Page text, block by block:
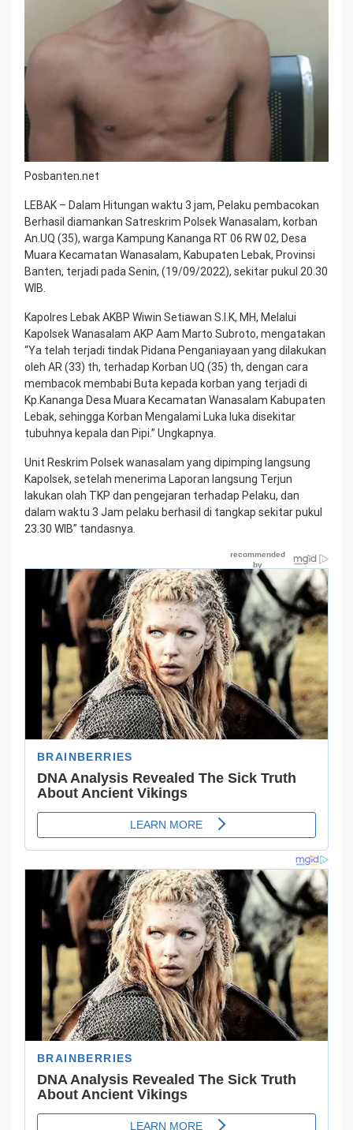
Posbanten.net
LEBAK – Dalam Hitungan waktu 3 jam, Pelaku pembacokan
Berhasil diamankan Satreskrim Polsek Wanasalam, korban
An.UQ (35), warga Kampung Kananga RT 06 RW 02, Desa
Muara Kecamatan Wanasalam, Kabupaten Lebak, Provinsi
Banten, terjadi pada Senin, (19/09/2022), sekitar pukul 20.30
WIB.
Kapolres Lebak AKBP Wiwin Setiawan S.I.K, MH, Melalui
Kapolsek Wanasalam AKP Aam Marto Subroto, mengatakan
“Ya telah terjadi tindak Pidana Penganiayaan yang dilakukan
oleh AR (33) th, terhadap Korban UQ (35) th, dengan cara
membacok membabi Buta kepada korban yang terjadi di
Kp.Kananga Desa Muara Kecamatan Wanasalam Kabupaten
Lebak, sehingga Korban Mengalami Luka luka disekitar
tubuhnya kepala dan Pipi.” Ungkapnya.
Unit Reskrim Polsek wanasalam yang dipimping langsung
Kapolsek, setelah menerima Laporan langsung Terjun
lakukan olah TKP dan pengejaran terhadap Pelaku, dan
dalam waktu 3 Jam pelaku berhasil di tangkap sekitar pukul
23.30 WIB” tandasnya.